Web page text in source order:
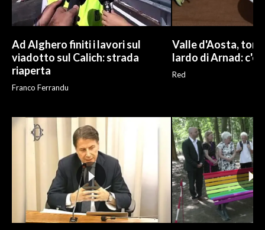
Ad Alghero finiti i lavori sul
viadotto sul Calich: strada
riaperta
Franco Ferrandu
Valle d'Aosta,
lardo di Arnad: c'è
Red